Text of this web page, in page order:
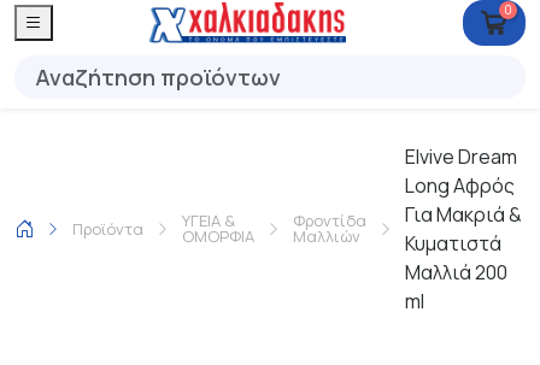
0
Προϊόντα ΥΓΕΙΑ &
ΟΜΟΡΦΙΑ
Φροντίδα
Μαλλιών
Elvive Dream
Long Αφρός
Για Μακριά &
Κυματιστά
Μαλλιά 200
ml